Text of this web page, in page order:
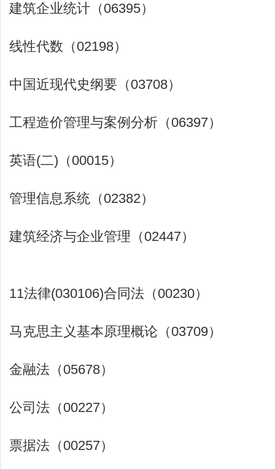
建筑企业统计（06395）
线性代数（02198）
中国近现代史纲要（03708）
工程造价管理与案例分析（06397）
英语(二)（00015）
管理信息系统（02382）
建筑经济与企业管理（02447）
11法律(030106)合同法（00230）
马克思主义基本原理概论（03709）
金融法（05678）
公司法（00227）
票据法（00257）